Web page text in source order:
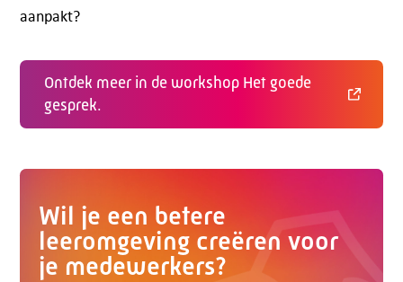
E-mail:
info@kasgroeit.nl
aanpakt?
Ontdek meer in de workshop Het goede
gesprek.
Wil je een betere
leeromgeving creëren voor
je medewerkers?